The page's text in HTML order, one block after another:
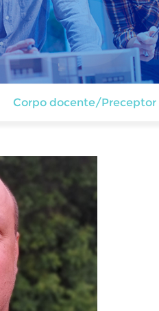
Corpo docente/Preceptor